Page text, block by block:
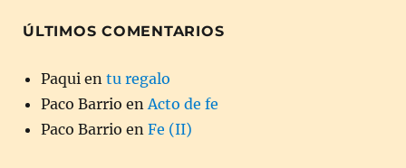
ÚLTIMOS COMENTARIOS
Paqui en tu regalo
Paco Barrio en Acto de fe
Paco Barrio en Fe (II)